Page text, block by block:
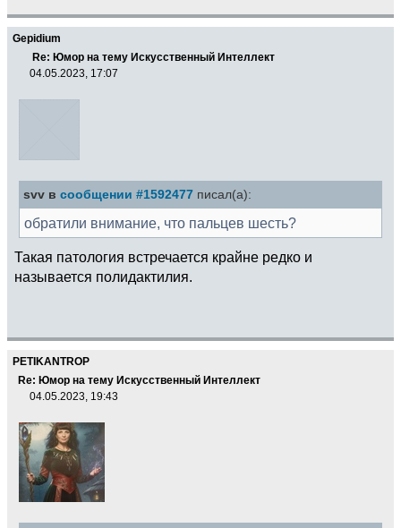
Gepidium
Re: Юмор на тему Искусственный Интеллект
04.05.2023, 17:07
svv в сообщении #1592477 писал(а):
обратили внимание, что пальцев шесть?
Такая патология встречается крайне редко и
называется полидактилия.
PETIKANTROP
Re: Юмор на тему Искусственный Интеллект
04.05.2023, 19:43